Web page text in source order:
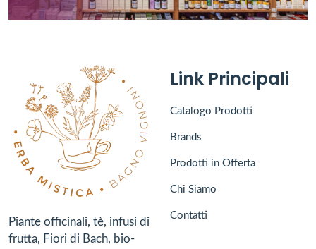
Piante officinali, tè, infusi di
frutta, Fiori di Bach, bio-
Link Principali
Catalogo Prodotti
Brands
Prodotti in Offerta
Chi Siamo
Contatti